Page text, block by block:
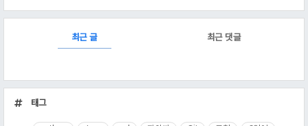
최근 글 최근 댓글
근
글
태그